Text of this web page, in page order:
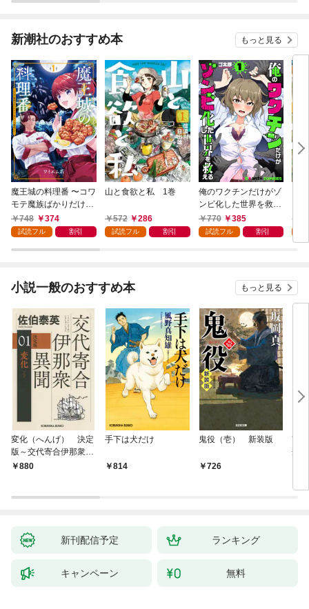
新潮社のおすすめ本 もっと見る
魔王城の料理番 〜コワ
モテ魔族ばかりだけ
ど、ホワイトな職場で
す〜 1巻
748 374
試読フル 割引
山と食欲と私 1巻
572 286
試読フル 割引
俺のワクチンだけがゾ
ンビ化した世界を救え
る 1巻
770 385
試読フル 割引
小説一般のおすすめ本 もっと見る
変化（へんげ） 決定
版～交代寄合伊那衆異
聞（1）～
880
手下は犬だけ
814
鬼役（壱） 新装版
726
南
舟
新刊配信予定 ランキング
キャンペーン 無料